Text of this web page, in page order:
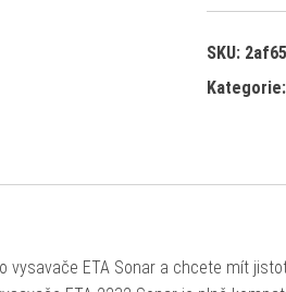
SKU:
Kategorie:
vysavače ETA Sonar a chcete mít